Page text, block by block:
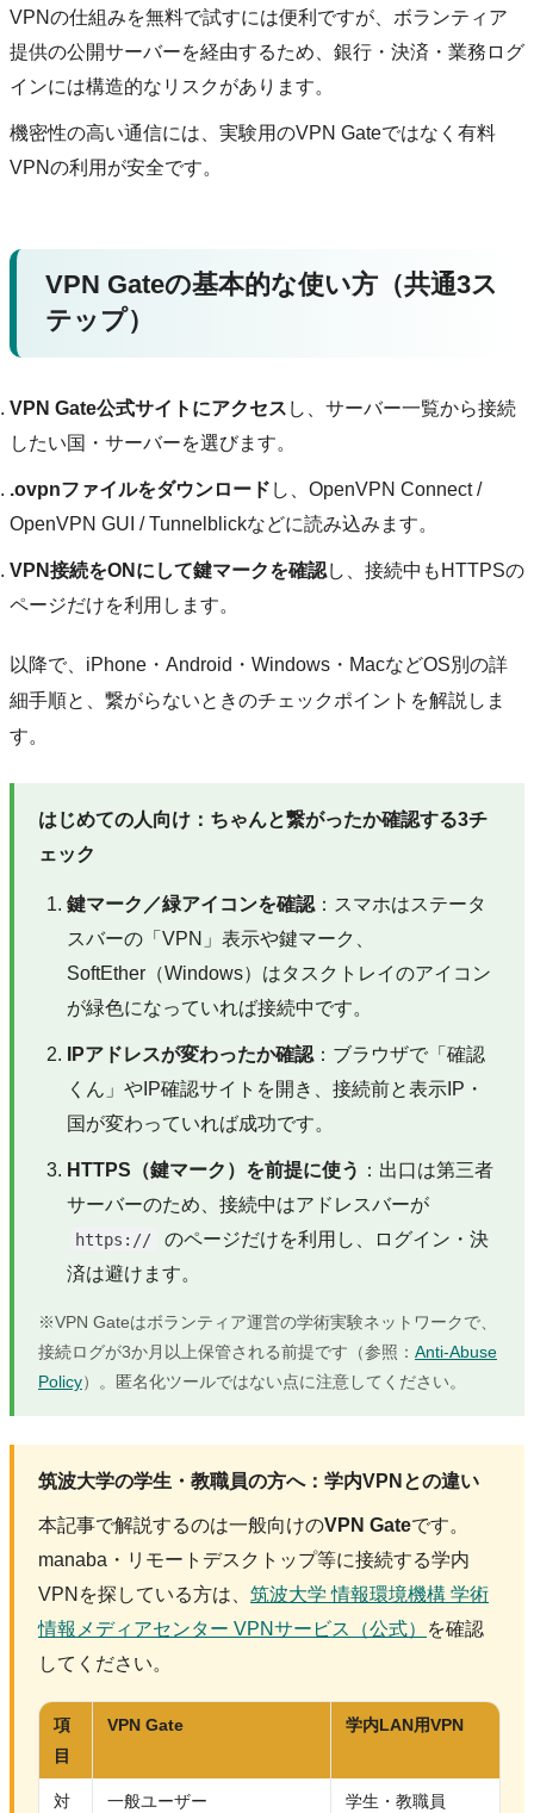
VPNの仕組みを無料で試すには便利ですが、ボランティア
提供の公開サーバーを経由するため、銀行・決済・業務ログ
インには構造的なリスクがあります。
機密性の高い通信には、実験用のVPN Gateではなく有料
VPNの利用が安全です。
VPN Gateの基本的な使い方（共通3ス
テップ）
VPN Gate公式サイトにアクセス し、サーバー一覧から接続
したい国・サーバーを選びます。
.ovpnファイルをダウンロード し、OpenVPN Connect /
OpenVPN GUI / Tunnelblickなどに読み込みます。
VPN接続をONにして鍵マークを確認し、接続中もHTTPSの
ページだけを利用します。
以降で、iPhone・Android・Windows・MacなどOS別の詳
細手順と、繋がらないときのチェックポイントを解説しま
す。
はじめての人向け：ちゃんと繋がったか確認する3チ
ェック
鍵マーク／緑アイコンを確認 ：スマホはステータ
スバーの「VPN」表示や鍵マーク、
SoftEther（Windows）はタスクトレイのアイコン
が緑色になっていれば接続中です。
IPアドレスが変わったか確認 ：ブラウザで「確認
くん」やIP確認サイトを開き、接続前と表示IP・
国が変わっていれば成功です。
HTTPS（鍵マーク）を前提に使う ：出口は第三者
サーバーのため、接続中はアドレスバーが
https://
のページだけを利用し、ログイン・決
済は避けます。
※VPN Gateはボランティア運営の学術実験ネットワークで、
接続ログが3か月以上保管される前提です（参照： Anti-Abuse
Policy）。匿名化ツールではない点に注意してください。
筑波大学の学生・教職員の方へ：学内VPNとの違い
本記事で解説するのは一般向けのVPN Gateです。
manaba・リモートデスクトップ等に接続する学内
VPNを探している方は、 筑波大学 情報環境機構 学術
情報メディアセンター VPNサービス（公式）
を確認
してください。
項
目
VPN Gate 学内LAN用VPN
対 一般ユーザー 学生・教職員